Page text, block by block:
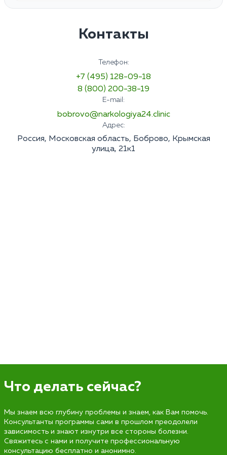
Контакты
Телефон:
+7 (495) 128-09-18
8 (800) 200-38-19
E-mail:
bobrovo@narkologiya24.clinic
Адрес:
Россия, Московская область, Боброво, Крымская
улица, 21к1
Что делать сейчас?
Мы знаем всю глубину проблемы и знаем, как Вам помочь.
Консультанты программы сами в прошлом преодолели
зависимость и знают изнутри все стороны болезни.
Свяжитесь с нами и получите профессиональную
консультацию бесплатно и анонимно.